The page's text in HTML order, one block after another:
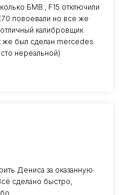
БМВ , F15 отключили
повоевали но все же
калибровщик
же был сделан mercedes
нереальной)
Дениса за оказанную
сделано быстро,